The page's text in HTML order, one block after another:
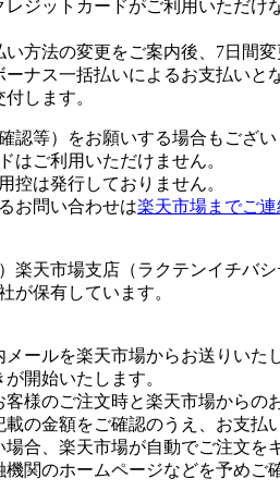
ジットカードがご利用いただ
方法の変更をご案内後、7日間
ナス一括払いによるお支払い
します。
等）をお願いする場合もござい
ご利用いただけません。
は発行しておりません。
お問い合わせは楽天市場までご連
楽天市場支店（ラクテンイチバ
が保有しています。
ールを楽天市場からお送りいた
開始いたします。
様のご注文時と楽天市場からの
の金額をご確認のうえ、お支払
合、楽天市場が自動でご注文を
関のホームページなどを予め